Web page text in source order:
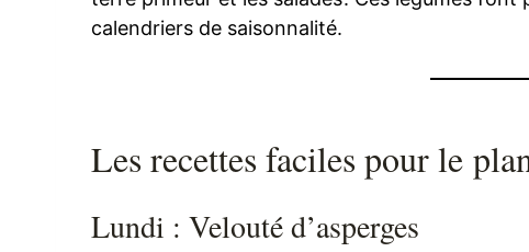
calendriers de saisonnalité.
Les recettes faciles pour le
Lundi : Velouté d’asperges